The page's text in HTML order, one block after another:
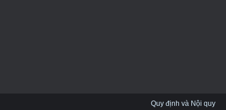
Quy định và Nội quy